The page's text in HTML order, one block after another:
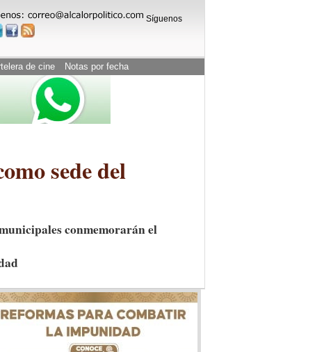
Síguenos
de cine Notas por fecha
sede del
conmemorarán el